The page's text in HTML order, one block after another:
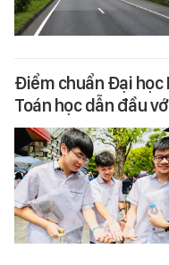
Điểm chuẩn Đại học
Toán học dẫn đầu